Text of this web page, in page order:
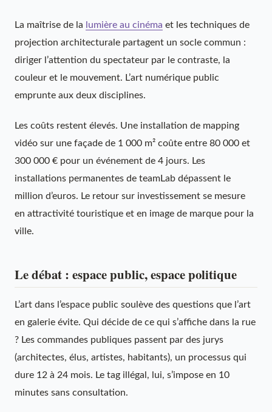
La maîtrise de la lumière au cinéma et les techniques de
projection architecturale partagent un socle commun :
diriger l’attention du spectateur par le contraste, la
couleur et le mouvement. L’art numérique public
emprunte aux deux disciplines.
Les coûts restent élevés. Une installation de mapping
vidéo sur une façade de 1 000 m² coûte entre 80 000 et
300 000 € pour un événement de 4 jours. Les
installations permanentes de teamLab dépassent le
million d’euros. Le retour sur investissement se mesure
en attractivité touristique et en image de marque pour la
ville.
Le débat : espace public, espace politique
L’art dans l’espace public soulève des questions que l’art
en galerie évite. Qui décide de ce qui s’affiche dans la rue
? Les commandes publiques passent par des jurys
(architectes, élus, artistes, habitants), un processus qui
dure 12 à 24 mois. Le tag illégal, lui, s’impose en 10
minutes sans consultation.